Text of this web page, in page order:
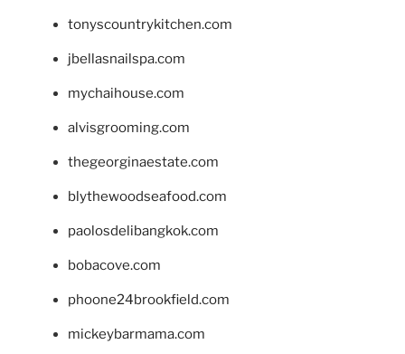
tonyscountrykitchen.com
jbellasnailspa.com
mychaihouse.com
alvisgrooming.com
thegeorginaestate.com
blythewoodseafood.com
paolosdelibangkok.com
bobacove.com
phoone24brookfield.com
mickeybarmama.com